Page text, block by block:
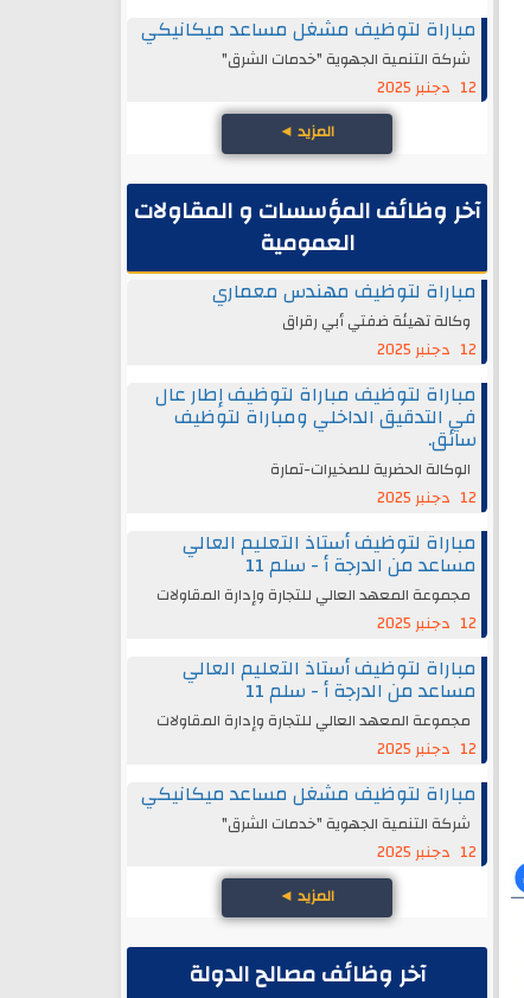
مباراة لتوظيف مشغل مساعد ميكانيكي
شركة التنمية الجهوية "خدمات الشرق"
12 دجنبر 2025
المزيد ◄
آخر وظائف المؤسسات و المقاولات
العمومية
مباراة لتوظيف مهندس معماري
وكالة تهيئة ضفتي أبي رقراق
12 دجنبر 2025
مباراة لتوظيف مباراة لتوظيف إطار عال
في التدقيق الداخلي ومباراة لتوظيف
سائق.
الوكالة الحضرية للصخيرات-تمارة
12 دجنبر 2025
مباراة لتوظيف أستاذ التعليم العالي
مساعد من الدرجة أ - سلم 11
مجموعة المعهد العالي للتجارة وإدارة المقاولات
12 دجنبر 2025
مباراة لتوظيف أستاذ التعليم العالي
مساعد من الدرجة أ - سلم 11
مجموعة المعهد العالي للتجارة وإدارة المقاولات
12 دجنبر 2025
مباراة لتوظيف مشغل مساعد ميكانيكي
شركة التنمية الجهوية "خدمات الشرق"
12 دجنبر 2025
المزيد ◄
آخر وظائف مصالح الدولة